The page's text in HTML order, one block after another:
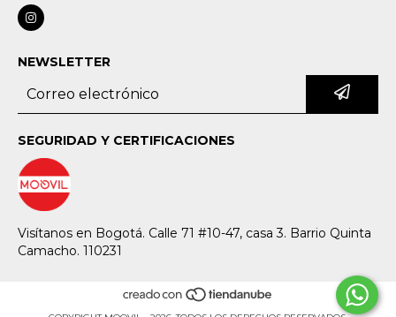
NEWSLETTER
SEGURIDAD Y CERTIFICACIONES
Visítanos en Bogotá. Calle 71 #10-47, casa 3. Barrio Quinta
Camacho. 110231